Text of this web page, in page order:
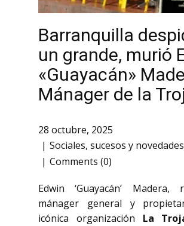
Barranquilla
un grande, murió
«Guayacán»
Mánager de la
28 octubre, 2025
Sociales, sucesos y novedades
Comments (0)
Edwin ‘Guayacán’ Madera,
mánager general y
icónica organización La